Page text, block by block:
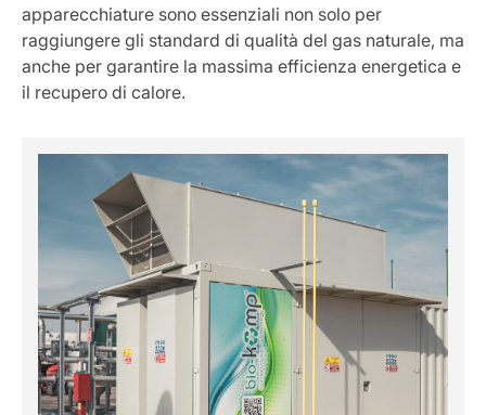
apparecchiature sono essenziali non solo per
raggiungere gli standard di qualità del gas naturale, ma
anche per garantire la massima efficienza energetica e
il recupero di calore.